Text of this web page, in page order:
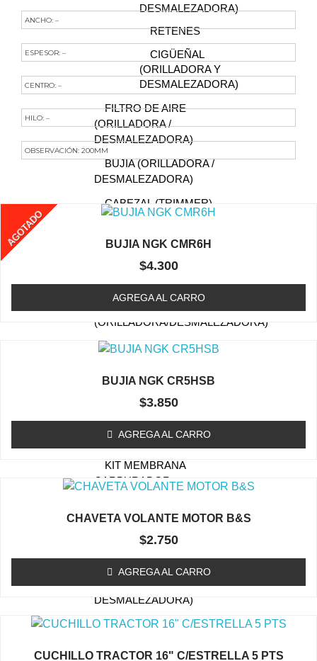
DESMALEZADORA)
RETENES
CIGÜEÑAL
(ORILLADORA Y
DESMALEZADORA)
FILTRO DE AIRE
(ORILLADORA /
DESMALEZADORA)
BUJIA (ORILLADORA /
DESMALEZADORA)
CABEZAL (TRIMMER)
FILTRO DE COMBUSTIBLE
(ORILLADORA /
DESMALEZADORA)
(ORILLADORA/DESMALEZADORA)
ESTANQUE DE
EMBRAGUE / TAMBOR
(ORILLADORA/DESMALEZADORA)
(ORILLADORA/DESMALEZADORA)
KIT MEMBRANA
CARBURADOR
DESMALEZADORA)
ACCESORIOS
(ORILLADORA/DESMALEZADORA)
OTROS (ORILLADORA
DESMALEZADORA)
TRACTOR
ANCHO: –
ESPESOR: –
CENTRO: –
HILO: –
OBSERVACIÓN: 200MM
Te Podría Interesar
BUJIA NGK CMR6H
AGOTADO
$4.300
AGREGA AL CARRO
BUJIA NGK CR5HSB
$3.850
AGREGA AL CARRO
CHAVETA VOLANTE MOTOR B&S
$2.750
AGREGA AL CARRO
CUCHILLO TRACTOR 16" C/ESTRELLA 5 PTS